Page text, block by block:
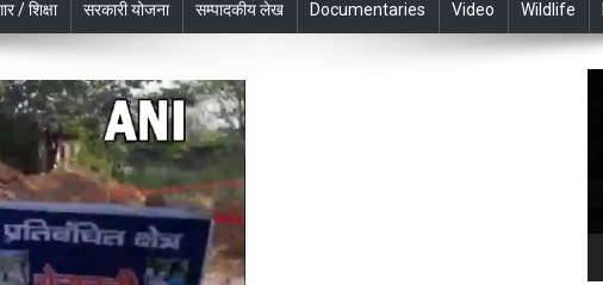
/ शिक्षा सरकारी योजना सम्पादकीय लेख Documentaries Video Wildlife